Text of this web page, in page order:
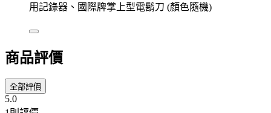
用記錄器、國際牌掌上型電鬍刀 (顏色隨機)
商品評價
全部評價
5.0